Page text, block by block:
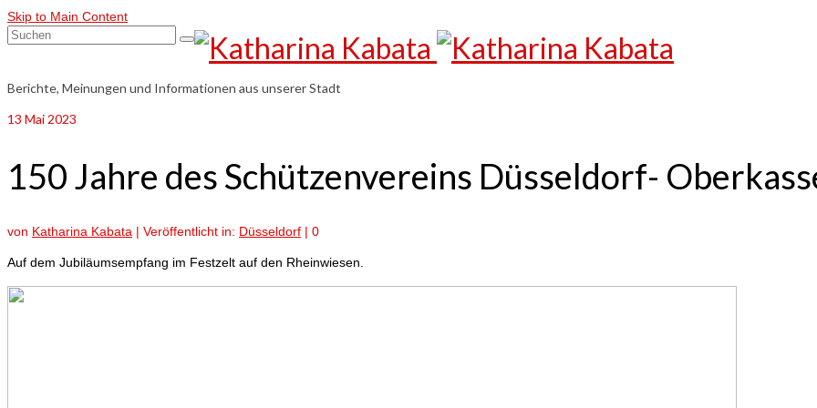
Skip to Main Content
Suchen
Berichte, Meinungen und Informationen aus unserer Stadt
13 Mai 2023
150 Jahre des Schützenvereins Düsseldorf-
von Katharina Kabata | Veröffentlicht in: Düsseldorf | 0
Auf dem Jubiläumsempfang im Festzelt auf den Rheinwiesen.